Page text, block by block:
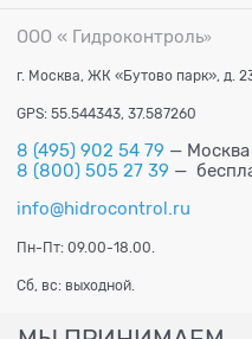
ООО « Гидроконтроль»
г. Москва, ЖК «Бутово парк», д.
GPS: 55.544343, 37.587260
8 (495) 902 54 79 — Москва
8 (800) 505 27 39 —
info@hidrocontrol.ru
Пн-Пт: 09.00-18.00.
Сб, вс: выходной.